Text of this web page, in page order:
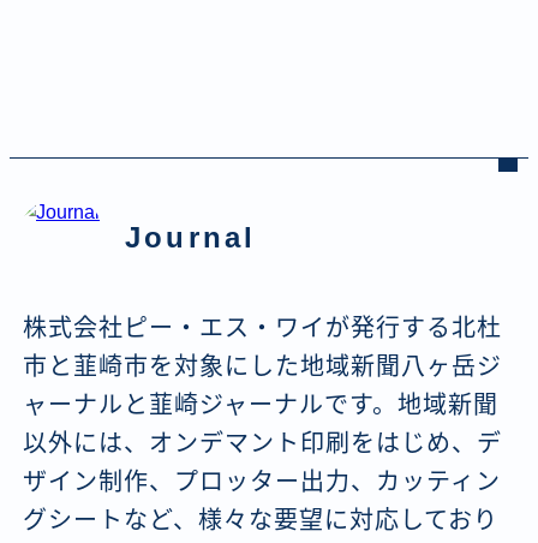
Journal
株式会社ピー・エス・ワイが発行する北杜
市と韮崎市を対象にした地域新聞八ヶ岳ジ
ャーナルと韮崎ジャーナルです。地域新聞
以外には、オンデマント印刷をはじめ、デ
ザイン制作、プロッター出力、カッティン
グシートなど、様々な要望に対応しており